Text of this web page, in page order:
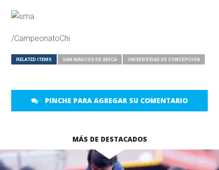
/CampeonatoChi
RELATED ITEMS SAN MARCOS DE ARICA UNIVERSIDAD DE CONCEPCIÓN
PINCHE PARA AGREGAR SU COMENTARIO
MÁS DE DESTACADOS